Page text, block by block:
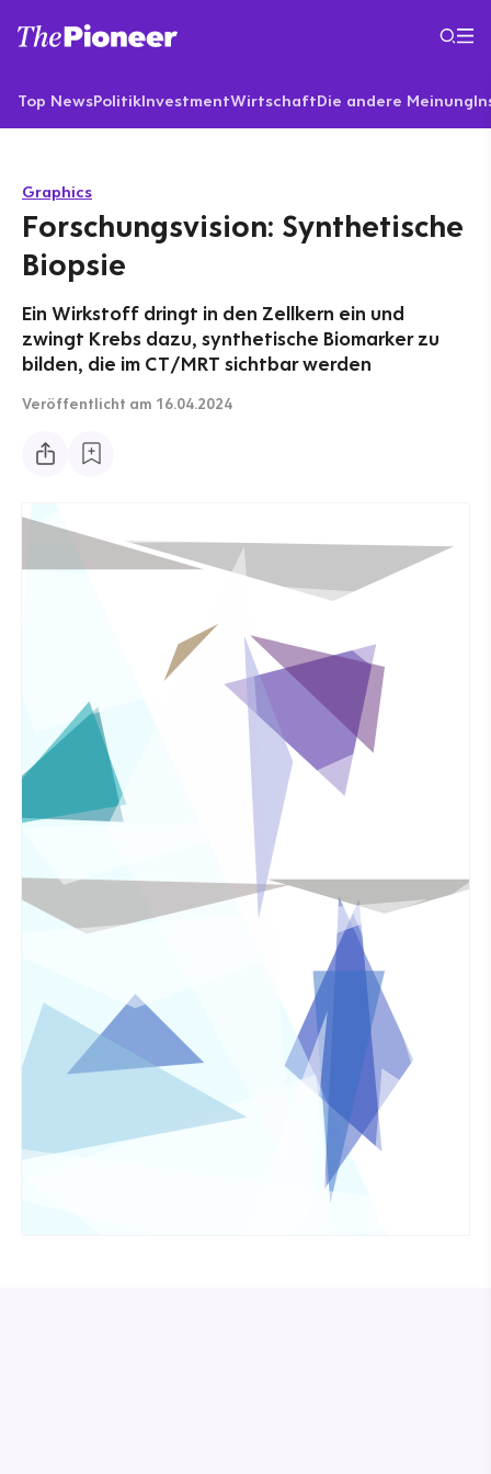
Top NewsPolitikInvestmentWirtschaftDie andere Meinung
Graphics
Forschungsvision: Synthetische
Biopsie
Ein Wirkstoff dringt in den Zellkern ein und
zwingt Krebs dazu, synthetische Biomarker zu
bilden, die im CT/MRT sichtbar werden
Veröffentlicht am 16.04.2024